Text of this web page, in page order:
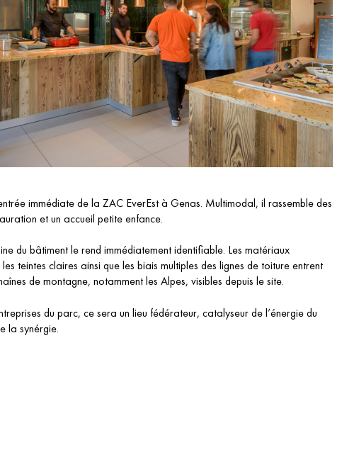
immédiate de la ZAC EverEst à Genas. Multimodal, il rassemble des
et un accueil petite enfance.
du bâtiment le rend immédiatement identifiable. Les matériaux
teintes claires ainsi que les biais multiples des lignes de toiture entrent
de montagne, notamment les Alpes, visibles depuis le site.
du parc, ce sera un lieu fédérateur, catalyseur de l’énergie du
la synérgie.